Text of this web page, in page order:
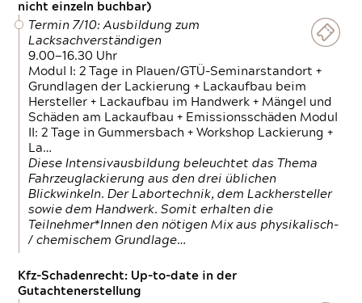
nicht einzeln buchbar)
Termin 7/10: Ausbildung zum
Lacksachverständigen
9.00—16.30 Uhr
Modul I: 2 Tage in Plauen/GTÜ-Seminarstandort +
Grundlagen der Lackierung + Lackaufbau beim
Hersteller + Lackaufbau im Handwerk + Mängel und
Schäden am Lackaufbau + Emissionsschäden Modul
II: 2 Tage in Gummersbach + Workshop Lackierung +
La…
Diese Intensivausbildung beleuchtet das Thema
Fahrzeuglackierung aus den drei üblichen
Blickwinkeln. Der Labortechnik, dem Lackhersteller
sowie dem Handwerk. Somit erhalten die
Teilnehmer*Innen den nötigen Mix aus physikalisch-
/ chemischem Grundlage…
Kfz-Schadenrecht: Up-to-date in der
Gutachtenerstellung